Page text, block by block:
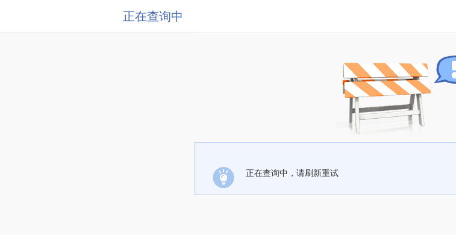
正在查询中
正在查询中，请刷新重试